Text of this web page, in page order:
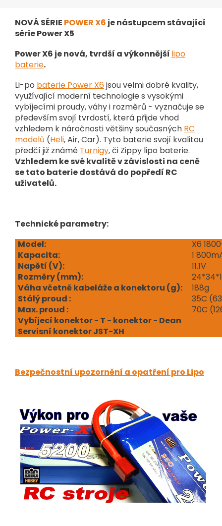
NOVÁ SÉRIE POWER X6 je nástupcem stávající
série Power X5
Power X6 je nová, tvrdší a výkonnější lipo
baterie.
Li-po baterie Power X6jsou velmi dobré kvality,
využívající moderní technologie s vysokými
vybíjecími proudy, váhy i rozměrů - vyznačuje se
především svojí tvrdostí, která přijde vhod
vzhledem k náročnosti většiny současných RC
modelů (Heli, Air, Car). Tyto baterie svojí kvalitou
předčí již známé Turnigy, či Zippy lipo baterie.
Vzhledem ke své kvalitě v závislosti na ceně
se tato baterie dostává do popředí RC
uživatelů.
Technické parametry:
Model:
X6
Kapacita:
1
Napětí (V):
11.1V
Rozměry (mm):
Váha včetně kabeláže a konektoru (g):
188g
Stálý proud :
35C
Max. proud :
70C
Vybíjecí konektor - T - konektor - Dean
Servisní konektor JST-XH
Bezpečnostní upozornění a opatření pro Lipo